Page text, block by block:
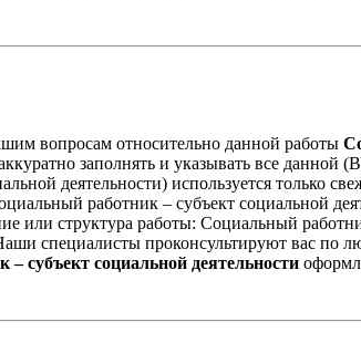
вопросам относительно данной работы
заполнять и указывать все
деятельности) используется только
работник – субъект социальной
или структура работы: Социальный
специалисты проконсультируют вас по
субъект социальной деятельности